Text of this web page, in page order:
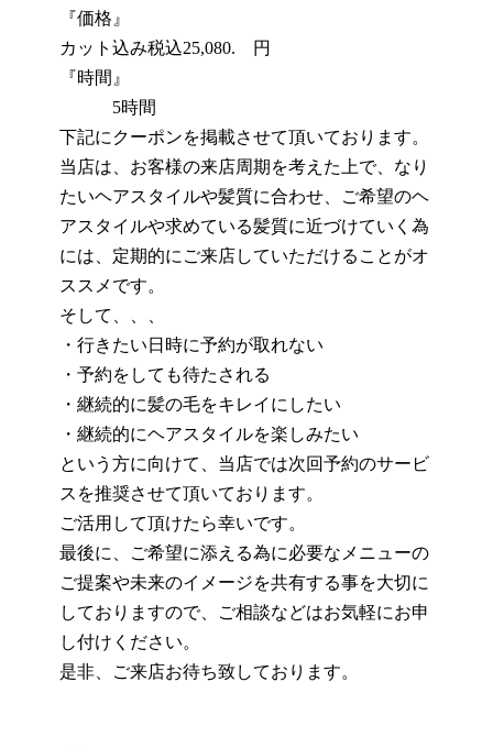
『価格』
カット込み税込25,080. 円
『時間』
5時間
下記にクーポンを掲載させて頂いております。
当店は、お客様の来店周期を考えた上で、なり
たいヘアスタイルや髪質に合わせ、ご希望のヘ
アスタイルや求めている髪質に近づけていく為
には、定期的にご来店していただけることがオ
ススメです。
そして、、、
・行きたい日時に予約が取れない
・予約をしても待たされる
・継続的に髪の毛をキレイにしたい
・継続的にヘアスタイルを楽しみたい
という方に向けて、当店では次回予約のサービ
スを推奨させて頂いております。
ご活用して頂けたら幸いです。
最後に、ご希望に添える為に必要なメニューの
ご提案や未来のイメージを共有する事を大切に
しておりますので、ご相談などはお気軽にお申
し付けください。
是非、ご来店お待ち致しております。